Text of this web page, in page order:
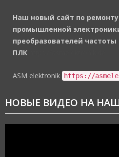
Наш новый сайт по
промышленной
преобразователей
ПЛК
ASM elektronik https://
НОВЫЕ ВИДЕО НА